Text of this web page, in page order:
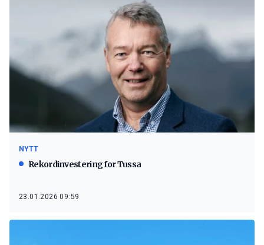
NYTT
Rekordinvestering for Tussa
23.01.2026 09:59